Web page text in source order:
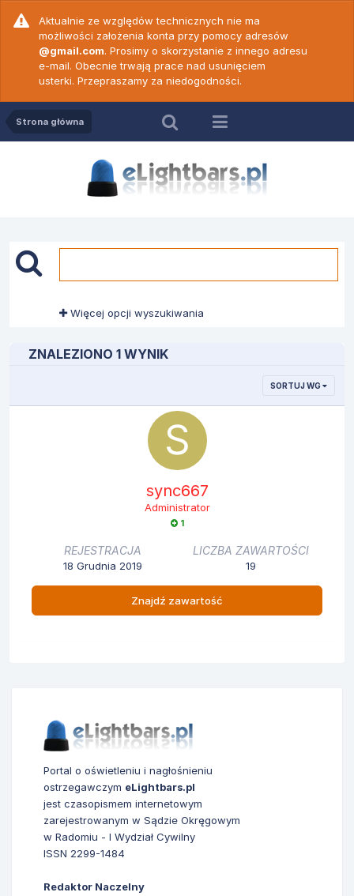
Aktualnie ze względów technicznych nie ma
możliwości założenia konta przy pomocy adresów
@gmail.com. Prosimy o skorzystanie z innego adresu
e-mail. Obecnie trwają prace nad usunięciem
usterki. Przepraszamy za niedogodności.
Strona główna
Więcej opcji wyszukiwania
ZNALEZIONO 1 WYNIK
SORTUJ WG
sync667
Administrator
1
REJESTRACJA
18 Grudnia 2019
LICZBA ZAWARTOŚCI
19
Znajdź zawartość
Portal o oświetleniu i nagłośnieniu
ostrzegawczym eLightbars.pl
jest czasopismem internetowym
zarejestrowanym w Sądzie Okręgowym
w Radomiu - I Wydział Cywilny
ISSN 2299-1484
Redaktor Naczelny